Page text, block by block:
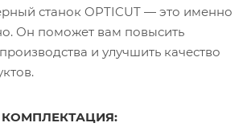
станок OPTICUT — это именно
Он поможет вам повысить
и улучшить качество